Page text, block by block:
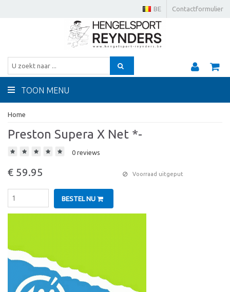
Contactformulier
BE
TOON MENU
Home
Preston Supera X Net *-
0 reviews
€ 59.95 Voorraad uitgeput
BESTEL NU